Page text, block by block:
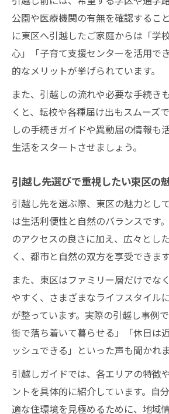
公園や医療機関の有無を確認するこ
に東区へ引越したご家庭からは「学
心」「子育て支援センターを活用で
的なメリットが挙げられています。
また、引越しの流れや必要な手続き
くと、転校や各種届け出もスムーズ
しの手続きガイドや異動届の情報も
生活をスタートさせましょう。
引越し先選びで重視したい東区の
引越し先を選ぶ際、東区の魅力とし
は生活利便性と自然のバランスです
のアクセスの良さに加え、広々とし
く、都市と自然の双方を享受できます
また、東区はファミリー層だけでな
やすく、さまざまなライフスタイル
が整っています。実際の引越し事例
街で落ち着いて暮らせる」「休日は
ッシュできる」といった声も聞かれま
引越しガイドでは、各エリアの特徴
ントを具体的に紹介しています。自
適な住環境を見極めるために、地域